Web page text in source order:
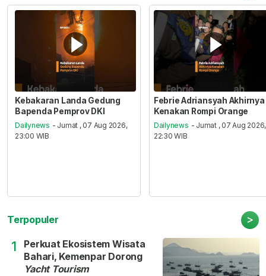
Kebakaran Landa Gedung
Bapenda Pemprov DKI
Dailynews - Jumat , 07 Aug 2026,
23:00 WIB
Febrie Adriansyah Akhirnya
Kenakan Rompi Orange
Dailynews - Jumat , 07 Aug 2026,
22:30 WIB
Terpopuler >
1
Perkuat Ekosistem Wisata
Bahari, Kemenpar Dorong
Yacht Tourism